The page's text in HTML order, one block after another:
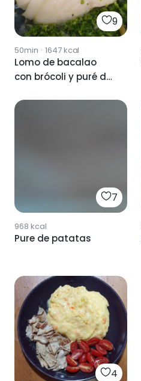
9
50min · 1647kcal
Lomo de bacalao
con brócoli y puré de
7
968 kcal
Pure de patatas
4